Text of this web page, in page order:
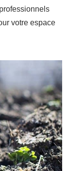
votre espace